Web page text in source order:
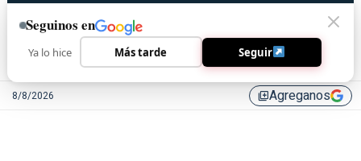
8/8/2026 library_addAgreganos
Seguinos en
Ya lo hice Más tarde Seguir